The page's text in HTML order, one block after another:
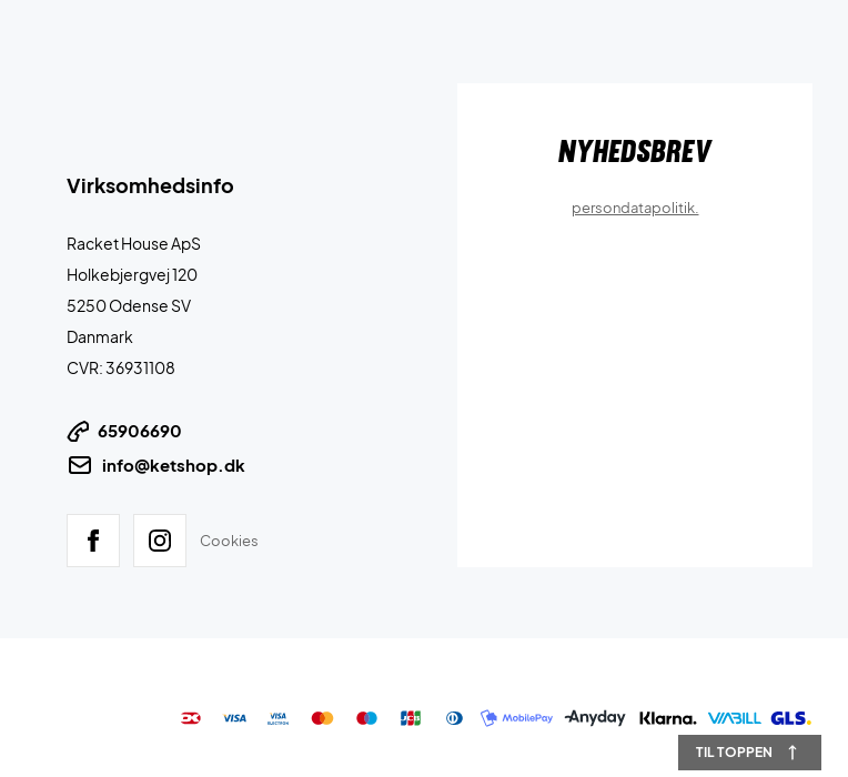
TIL TOPPEN
Virksomhedsinfo
Racket House ApS
Holkebjergvej 120
5250 Odense SV
Danmark
CVR: 36931108
65906690
info@ketshop.dk
Cookies
Nyhedsbrev
persondatapolitik.